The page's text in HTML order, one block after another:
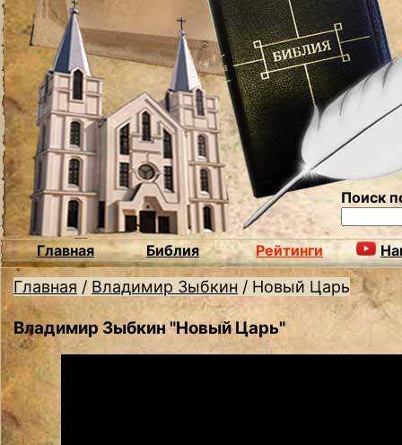
Поиск
Главная Библия Рейтинги
Главная / Владимир Зыбкин / Новый Царь
Владимир Зыбкин "Новый Царь"